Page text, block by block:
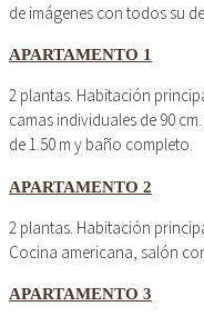
de imágenes con todos su
APARTAMENTO 1
2 plantas. Habitación
camas individuales de 90
de 1.50 m y baño completo.
APARTAMENTO 2
2 plantas. Habitación
Cocina americana, salón
APARTAMENTO 3